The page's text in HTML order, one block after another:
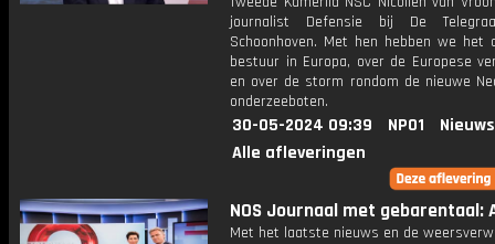
journalist Defensie bij De
Schoonhoven. Met hen hebben we het
bestuur in Europa, over de Europese
en over de storm rondom de nieuwe
onderzeeboten.
30-05-2024 09:39 NPO1
Alle afleveringen
NOS Journaal met gebarentaal:
Met het laatste nieuws en de